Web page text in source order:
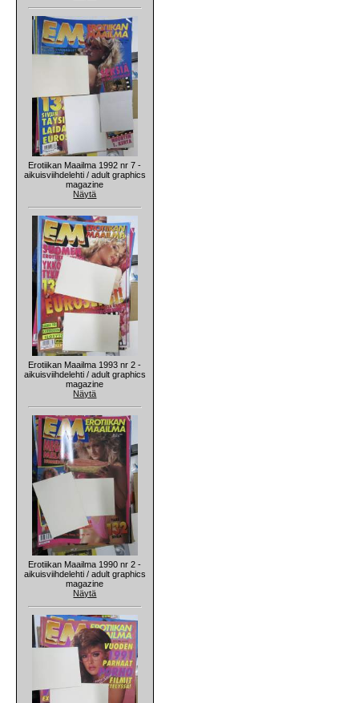
Erotiikan Maailma 1992 nr 7 -
aikuisviihdelehti / adult graphics
magazine
Näytä
Erotiikan Maailma 1993 nr 2 -
aikuisviihdelehti / adult graphics
magazine
Näytä
Erotiikan Maailma 1990 nr 2 -
aikuisviihdelehti / adult graphics
magazine
Näytä